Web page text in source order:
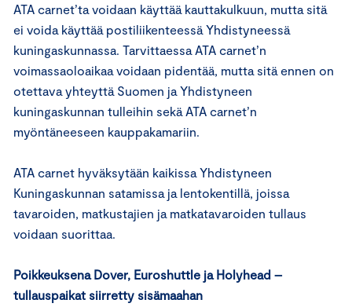
ATA carnet’ta voidaan käyttää kauttakulkuun, mutta sitä
ei voida käyttää postiliikenteessä Yhdistyneessä
kuningaskunnassa. Tarvittaessa ATA carnet’n
voimassaoloaikaa voidaan pidentää, mutta sitä ennen on
otettava yhteyttä Suomen ja Yhdistyneen
kuningaskunnan tulleihin sekä ATA carnet’n
myöntäneeseen kauppakamariin.
ATA carnet hyväksytään kaikissa Yhdistyneen
Kuningaskunnan satamissa ja lentokentillä, joissa
tavaroiden, matkustajien ja matkatavaroiden tullaus
voidaan suorittaa.
Poikkeuksena Dover, Euroshuttle ja Holyhead –
tullauspaikat siirretty sisämaahan